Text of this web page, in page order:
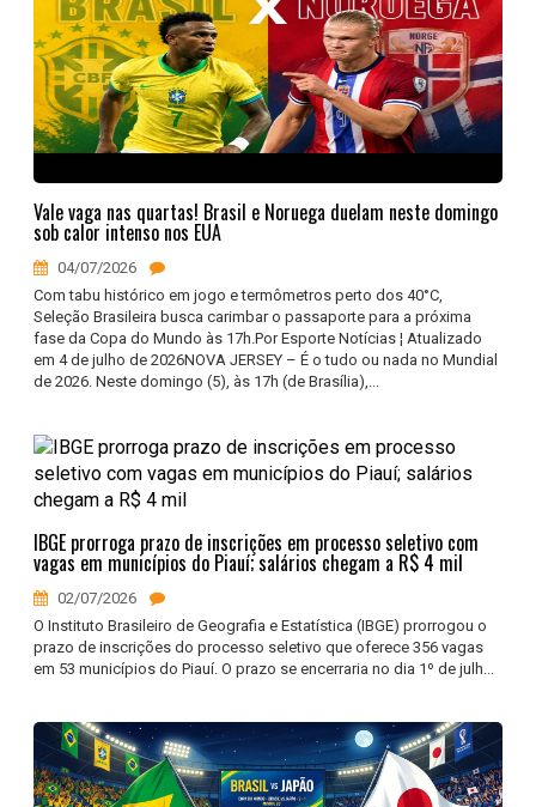
Vale vaga nas quartas! Brasil e Noruega duelam neste domingo
sob calor intenso nos EUA
04/07/2026
Com tabu histórico em jogo e termômetros perto dos 40°C,
Seleção Brasileira busca carimbar o passaporte para a próxima
fase da Copa do Mundo às 17h.Por Esporte Notícias ¦ Atualizado
em 4 de julho de 2026NOVA JERSEY – É o tudo ou nada no Mundial
de 2026. Neste domingo (5), às 17h (de Brasília),...
IBGE prorroga prazo de inscrições em processo seletivo com
vagas em municípios do Piauí; salários chegam a R$ 4 mil
02/07/2026
O Instituto Brasileiro de Geografia e Estatística (IBGE) prorrogou o
prazo de inscrições do processo seletivo que oferece 356 vagas
em 53 municípios do Piauí. O prazo se encerraria no dia 1º de julh...